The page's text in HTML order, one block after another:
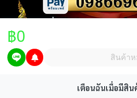
฿0
สินค้า
เตือนฉันเมื่อมีสิน
ในกรณีลูกค้าจะปล่อยวัตถุมงคลคืน ทา
ต้องการเท่านั้น และจะมีการหักเงินค่า